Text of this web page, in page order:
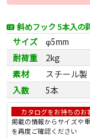
斜めフック 5本入の
サイズ
φ5mm
耐荷重
2kg
素材
スチール
入数
5本
カタログをお持ちのお
掲載の情報からサイズや
を再度ご確認ください